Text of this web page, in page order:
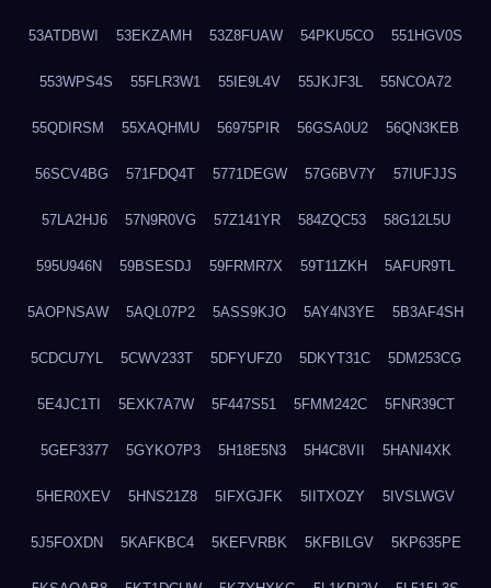
53ATDBWI 53EKZAMH 53Z8FUAW 54PKU5CO 551HGV0S
553WPS4S 55FLR3W1 55IE9L4V 55JKJF3L 55NCOA72
55QDIRSM 55XAQHMU 56975PIR 56GSA0U2 56QN3KEB
56SCV4BG 571FDQ4T 5771DEGW 57G6BV7Y 57IUFJJS
57LA2HJ6 57N9R0VG 57Z141YR 584ZQC53 58G12L5U
595U946N 59BSESDJ 59FRMR7X 59T11ZKH 5AFUR9TL
5AOPNSAW 5AQL07P2 5ASS9KJO 5AY4N3YE 5B3AF4SH
5CDCU7YL 5CWV233T 5DFYUFZ0 5DKYT31C 5DM253CG
5E4JC1TI 5EXK7A7W 5F447S51 5FMM242C 5FNR39CT
5GEF3377 5GYKO7P3 5H18E5N3 5H4C8VII 5HANI4XK
5HER0XEV 5HNS21Z8 5IFXGJFK 5IITXOZY 5IVSLWGV
5J5FOXDN 5KAFKBC4 5KEFVRBK 5KFBILGV 5KP635PE